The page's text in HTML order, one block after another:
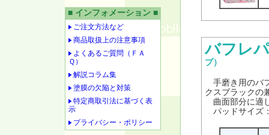
バフレ
プ）
手磨き用のバ
クスブラックの
曲面部分に適
パッドサイズ
■ インフォメーション ■
ご注文方法など
商品取扱上の注意事項
よくあるご質問（ＦＡ
Ｑ）
解説コラム集
塗膜の欠陥と対策
特定商取引法に基づく表
示
プライバシー・ポリシー